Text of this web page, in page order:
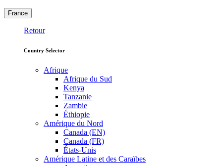
France
Retour
Country Selector
Afrique
Afrique du Sud
Kenya
Tanzanie
Zambie
Éthiopie
Amérique du Nord
Canada (EN)
Canada (FR)
États-Unis
Amérique Latine et des Caraïbes